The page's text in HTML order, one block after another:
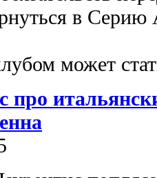
в Серию
может
про